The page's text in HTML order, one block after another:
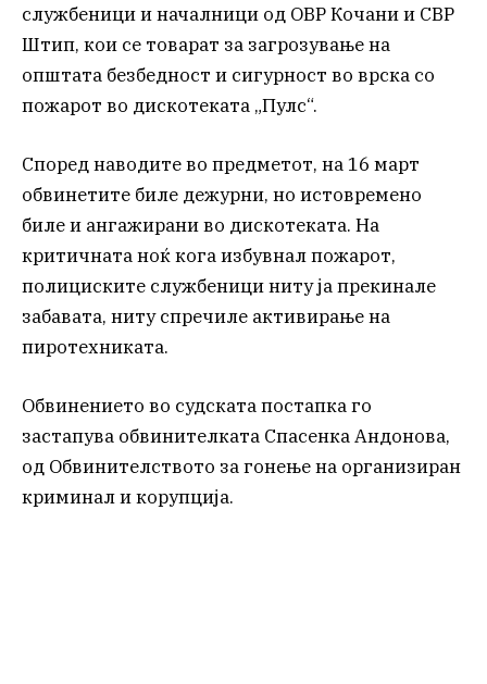
службеници и началници од ОВР Кочани и СВР
Штип, кои се товарат за загрозување на
општата безбедност и сигурност во врска со
пожарот во дискотеката „Пулс“.
Според наводите во предметот, на 16 март
обвинетите биле дежурни, но истовремено
биле и ангажирани во дискотеката. На
критичната ноќ кога избувнал пожарот,
полициските службеници ниту ја прекинале
забавата, ниту спречиле активирање на
пиротехниката.
Обвинението во судската постапка го
застапува обвинителката Спасенка Андонова,
од Обвинителството за гонење на организиран
криминал и корупција.